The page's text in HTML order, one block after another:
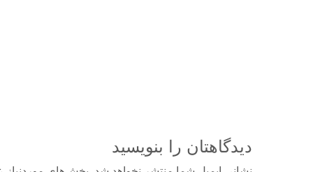
دیدگاهتان را بنویسید